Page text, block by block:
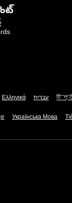
Ελληνικά עברית
Українська Мова